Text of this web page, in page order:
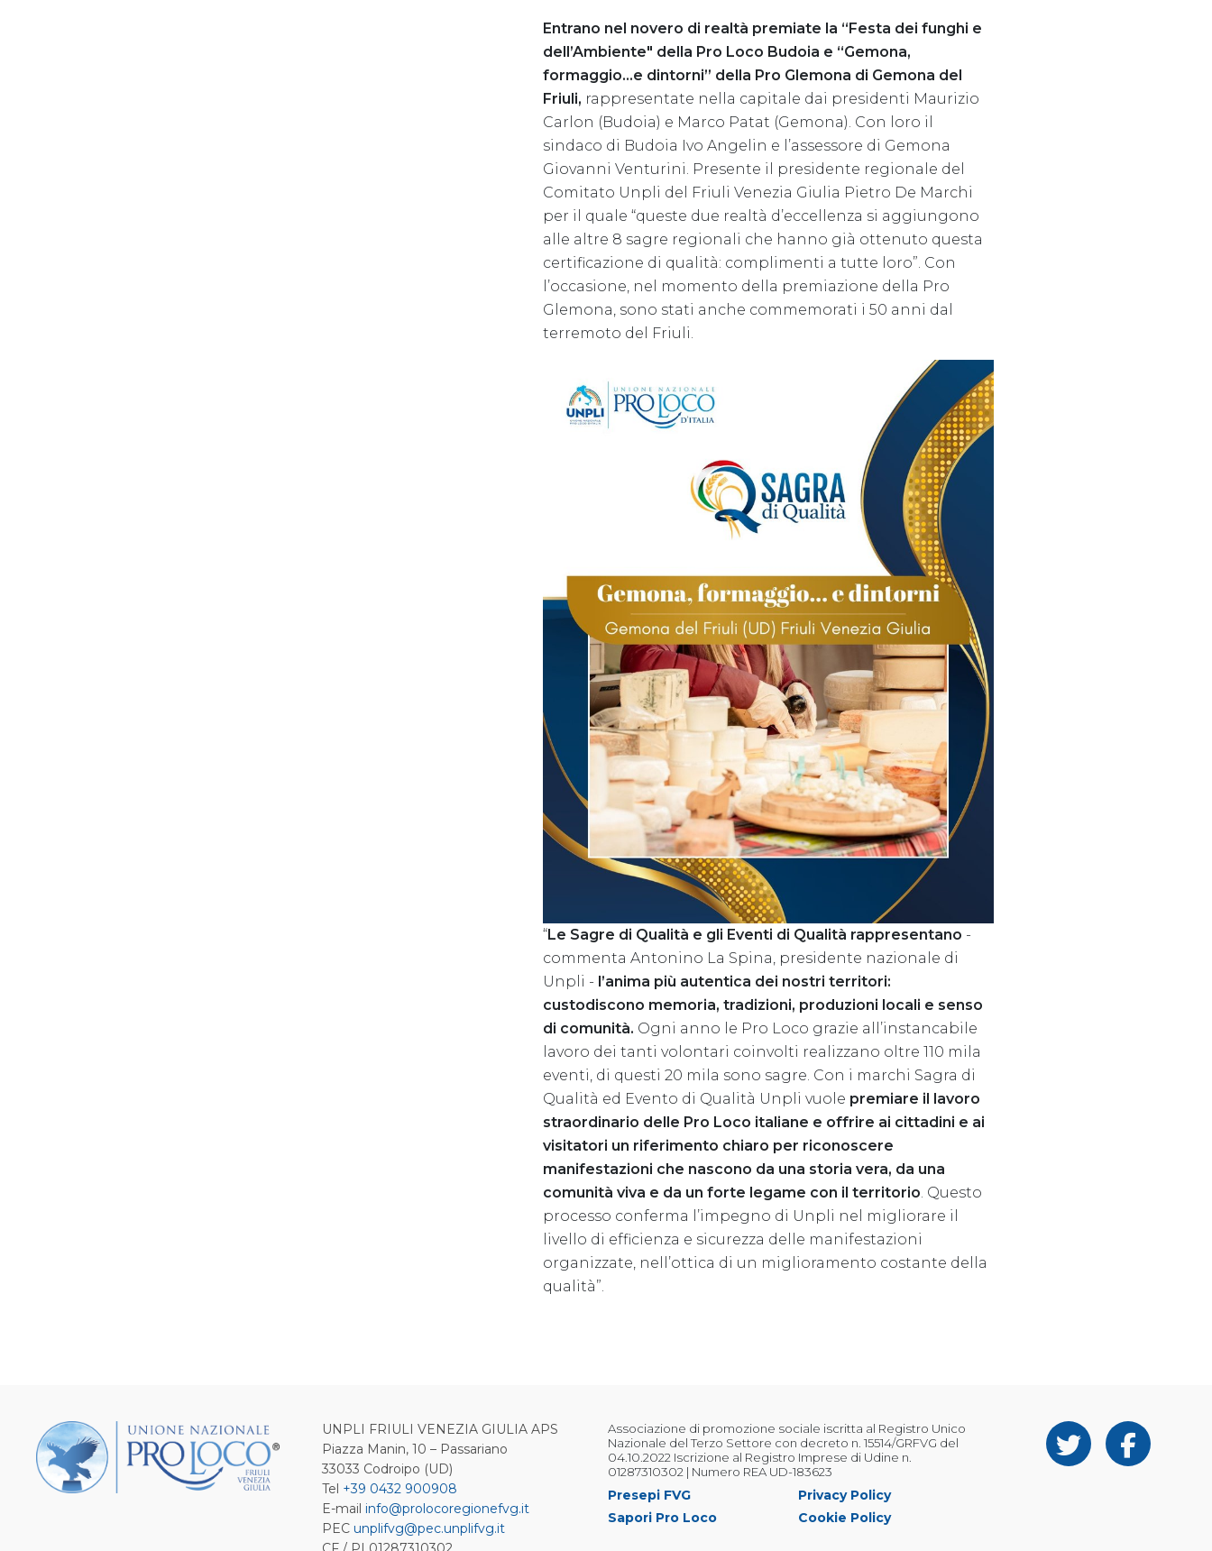
Entrano nel novero di realtà premiate la “Festa dei funghi e
dell’Ambiente" della Pro Loco Budoia e “Gemona,
formaggio...e dintorni” della Pro Glemona di Gemona del
Friuli, rappresentate nella capitale dai presidenti Maurizio
Carlon (Budoia) e Marco Patat (Gemona). Con loro il
sindaco di Budoia Ivo Angelin e l’assessore di Gemona
Giovanni Venturini. Presente il presidente regionale del
Comitato Unpli del Friuli Venezia Giulia Pietro De Marchi
per il quale “queste due realtà d’eccellenza si aggiungono
alle altre 8 sagre regionali che hanno già ottenuto questa
certificazione di qualità: complimenti a tutte loro”. Con
l’occasione, nel momento della premiazione della Pro
Glemona, sono stati anche commemorati i 50 anni dal
terremoto del Friuli.
“Le Sagre di Qualità e gli Eventi di Qualità rappresentano -
commenta Antonino La Spina, presidente nazionale di
Unpli - l’anima più autentica dei nostri territori:
custodiscono memoria, tradizioni, produzioni locali e senso
di comunità. Ogni anno le Pro Loco grazie all’instancabile
lavoro dei tanti volontari coinvolti realizzano oltre 110 mila
eventi, di questi 20 mila sono sagre. Con i marchi Sagra di
Qualità ed Evento di Qualità Unpli vuole premiare il lavoro
straordinario delle Pro Loco italiane e offrire ai cittadini e ai
visitatori un riferimento chiaro per riconoscere
manifestazioni che nascono da una storia vera, da una
comunità viva e da un forte legame con il territorio. Questo
processo conferma l’impegno di Unpli nel migliorare il
livello di efficienza e sicurezza delle manifestazioni
organizzate, nell’ottica di un miglioramento costante della
qualità”.
UNPLI FRIULI VENEZIA GIULIA APS
Piazza Manin, 10 – Passariano
33033 Codroipo (UD)
Tel +39 0432 900908
E-mail info@prolocoregionefvg.it
PEC unplifvg@pec.unplifvg.it
Associazione di promozione sociale iscritta al Registro Unico
Nazionale del Terzo Settore con decreto n. 15514/GRFVG del
04.10.2022 Iscrizione al Registro Imprese di Udine n.
01287310302 | Numero REA UD-183623
Presepi FVG
Sapori Pro Loco
Privacy Policy
Cookie Policy